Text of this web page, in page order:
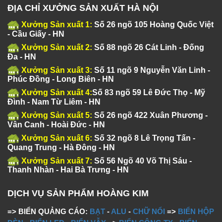
ĐỊA CHỈ XƯỞNG SẢN XUẤT HÀ NỘI
Xưởng Sản xuất 1: Số 26 ngõ 105 Hoàng Quốc Việt
- Cầu Giấy - HN
Xưởng Sản xuất 2: Số 88 ngõ 26 Cát Linh - Đống
Đa - HN
Xưởng Sản xuất 3: Số 11 ngõ 9 Nguyễn Văn Linh -
Phúc Đồng - Long Biên - HN
Xưởng Sản xuất 4:Số 83 ngõ 59 Lê Đức Thọ - Mỹ
Đình - Nam Từ Liêm - HN
Xưởng Sản xuất 5: Số 26 ngõ 422 Xuân Phương -
Vân Canh - Hoài Đức - HN
Xưởng Sản xuất 6: Số 32 ngõ 8 Lê Trọng Tấn -
Quang Trung - Hà Đông - HN
Xưởng Sản xuất 7: Số 56 Ngõ 40 Võ Thị Sáu -
Thanh Nhàn - Hai Bà Trưng - HN
DỊCH VỤ SẢN PHẨM HOÀNG KIM
=> BIỂN QUẢNG CÁO: BẠT - ALU - CHỮ NỔI => BIỂN HỘP